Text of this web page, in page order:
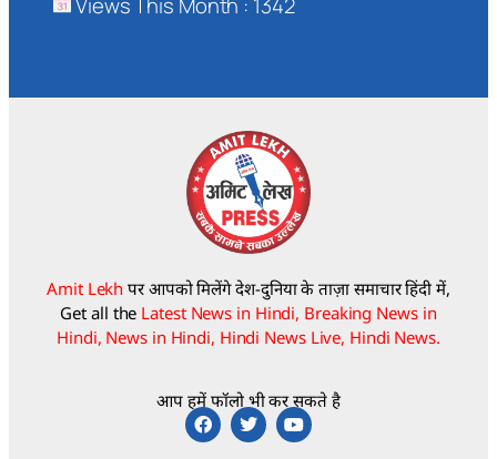
Amit Lekh पर आपको मिलेंगे देश-दुनिया के ताज़ा समाचार हिंदी में,
Get all the Latest News in Hindi, Breaking News in
Hindi, News in Hindi, Hindi News Live, Hindi News.
आप हमें फॉलो भी कर सकते है